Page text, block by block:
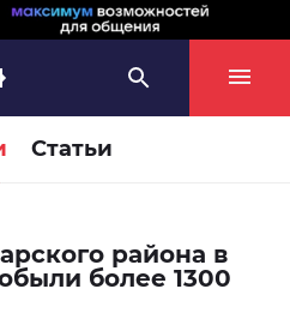
Статьи
района в
более 1300